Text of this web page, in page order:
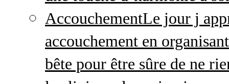
AccouchementLe jour j
accouchement en
bête pour être sûre de ne